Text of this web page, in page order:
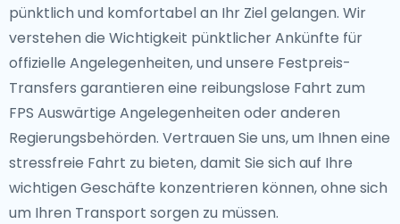
pünktlich und komfortabel an Ihr Ziel gelangen. Wir
verstehen die Wichtigkeit pünktlicher Ankünfte für
offizielle Angelegenheiten, und unsere Festpreis-
Transfers garantieren eine reibungslose Fahrt zum
FPS Auswärtige Angelegenheiten oder anderen
Regierungsbehörden. Vertrauen Sie uns, um Ihnen eine
stressfreie Fahrt zu bieten, damit Sie sich auf Ihre
wichtigen Geschäfte konzentrieren können, ohne sich
um Ihren Transport sorgen zu müssen.